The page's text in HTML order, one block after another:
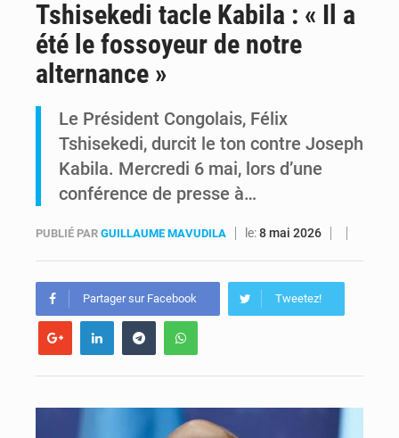
Tshisekedi tacle Kabila : « Il a
été le fossoyeur de notre
alternance »
Le Président Congolais, Félix
Tshisekedi, durcit le ton contre Joseph
Kabila. Mercredi 6 mai, lors d’une
conférence de presse à…
PUBLIÉ PAR GUILLAUME MAVUDILA le:8 mai 2026
Partager sur Facebook Tweetez!